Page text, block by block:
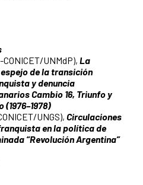
CONICET/UNMdP), La
de la transición
y denuncia
Cambio 16, Triunfo y
UNGS), Circulaciones
en la política de
“Revolución Argentina”